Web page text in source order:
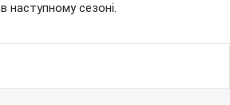
в наступному сезоні.